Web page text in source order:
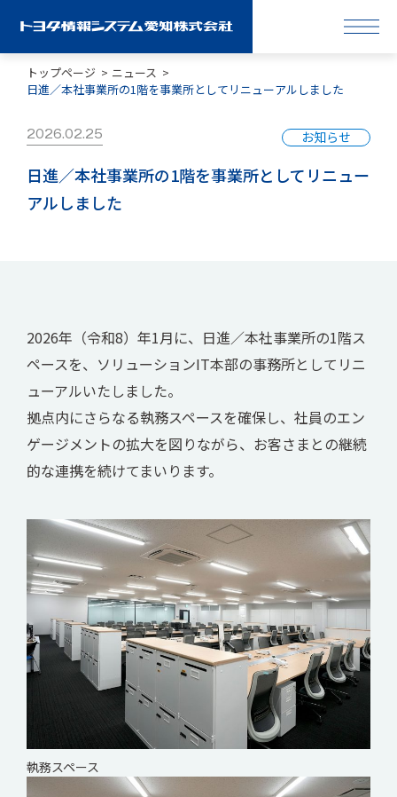
トップページ
ニュース
日進／本社事業所の1階を事業所としてリニューアルしました
2026.02.25 お知らせ
日進／本社事業所の1階を事業所としてリニュー
アルしました
2026年（令和8）年1月に、日進／本社事業所の1階ス
ペースを、ソリューションIT本部の事務所としてリニ
ューアルいたしました。
拠点内にさらなる執務スペースを確保し、社員のエン
ゲージメントの拡大を図りながら、お客さまとの継続
的な連携を続けてまいります。
執務スペース